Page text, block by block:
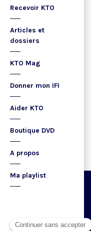
Recevoir KTO
Articles et
dossiers
KTO Mag
Donner mon IFI
Aider KTO
Boutique DVD
A propos
Ma playlist